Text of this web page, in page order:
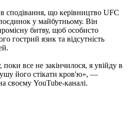
сподівання, що керівництво UFC
у майбутньому. Він
битву, щоб особисто
гострий язик та відсутність
все не закінчилося, я увійду в
його стікати кров'ю», —
своєму YouTube-каналі.